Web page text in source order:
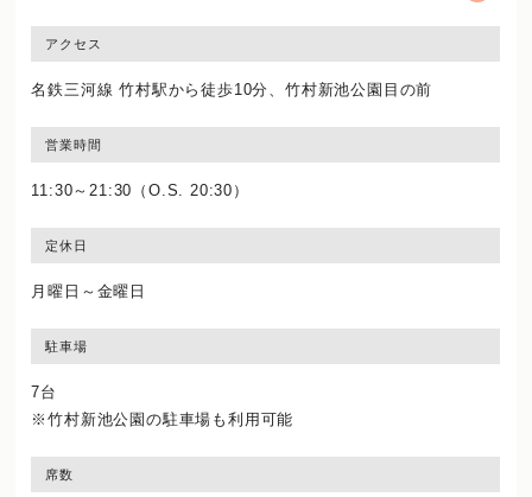
アクセス
名鉄三河線 竹村駅から徒歩10分、竹村新池公園目の前
営業時間
11:30～21:30（O.S. 20:30）
定休日
月曜日～金曜日
駐車場
7台
※竹村新池公園の駐車場も利用可能
席数